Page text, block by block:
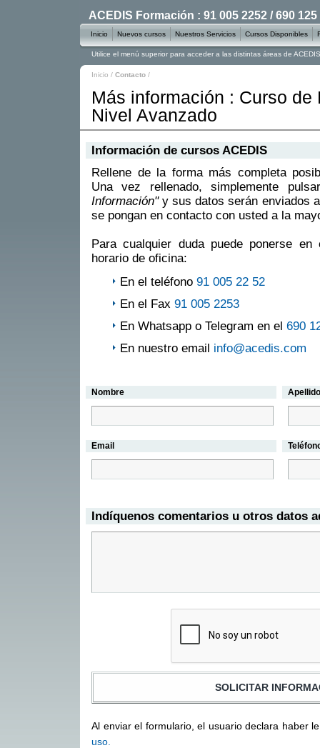
Inicio / Contacto /
Más información : Curso de
Nivel Avanzado
Información de cursos ACEDIS
Rellene de la forma más completa
Una vez rellenado, simplemente
Información"y sus datos serán enviados
se pongan en contacto con usted a la
Para cualquier duda puede ponerse
horario de oficina:
En el teléfono 91 005 22 52
En el Fax 91 005 2253
En Whatsapp o Telegram en el 690
En nuestro email info@acedis.com
Nombre
Email
Indíquenos comentarios u otros datos
Al enviar el formulario, el usuario declara haber
uso.
ACEDIS Formación : 91 005 2252 / 690 125
Inicio Nuevos cursos Nuestros Servicios Cursos Disponibles
Utilice el menú superior para acceder a las distintas áreas de